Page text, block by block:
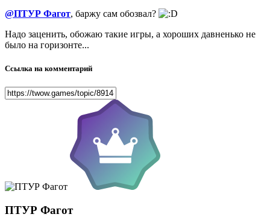
@ПТУР Фагот, баржу сам обозвал?
Надо заценить, обожаю такие игры, а хороших давненько не
было на горизонте...
Ссылка на комментарий
ПТУР Фагот